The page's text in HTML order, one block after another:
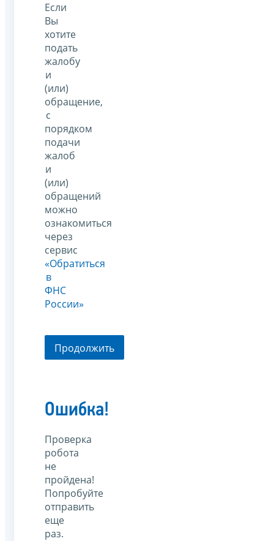
Если
Вы
хотите
подать
жалобу
и
(или)
обращение,
с
порядком
подачи
жалоб
и
(или)
обращений
можно
ознакомиться
через
сервис
«Обратиться
в
ФНС
России»
Продолжить
Ошибка!
Проверка
робота
не
пройдена!
Попробуйте
отправить
еще
раз.